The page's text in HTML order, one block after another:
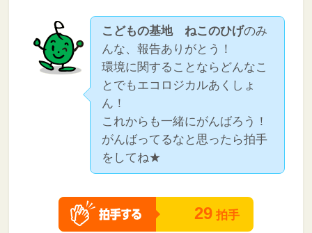
こどもの基地 ねこのひげのみ
んな、報告ありがとう！
環境に関することならどんなこ
とでもエコロジカルあくしょ
ん！
これからも一緒にがんばろう！
がんばってるなと思ったら拍手
をしてね★
29 拍手